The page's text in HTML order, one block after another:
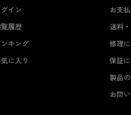
グイン
履歴
ンキング
に入り
お支
送料
修理
保証
製品
お問